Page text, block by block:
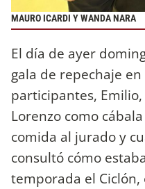
MAURO ICARDI Y WANDA NARA
El día de ayer
gala de repechaje en
participantes,
Lorenzo como
comida al jurado y
consultó cómo
temporada el